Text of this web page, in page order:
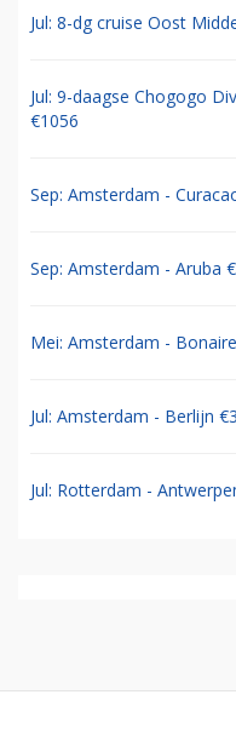
Jul: 8-dg cruise Oost
Jul: 9-daagse Chogogo
€1056
Sep: Amsterdam -
Sep: Amsterdam - Aruba
Mei: Amsterdam -
Jul: Amsterdam - Berlijn
Jul: Rotterdam -